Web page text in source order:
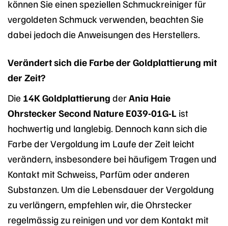
können Sie einen speziellen Schmuckreiniger für
vergoldeten Schmuck verwenden, beachten Sie
dabei jedoch die Anweisungen des Herstellers.
Verändert sich die Farbe der Goldplattierung mit
der Zeit?
Die 14K Goldplattierung derAnia Haie
Ohrstecker Second Nature E039-01G-L ist
hochwertig und langlebig. Dennoch kann sich die
Farbe der Vergoldung im Laufe der Zeit leicht
verändern, insbesondere bei häufigem Tragen und
Kontakt mit Schweiss, Parfüm oder anderen
Substanzen. Um die Lebensdauer der Vergoldung
zu verlängern, empfehlen wir, die Ohrstecker
regelmässig zu reinigen und vor dem Kontakt mit